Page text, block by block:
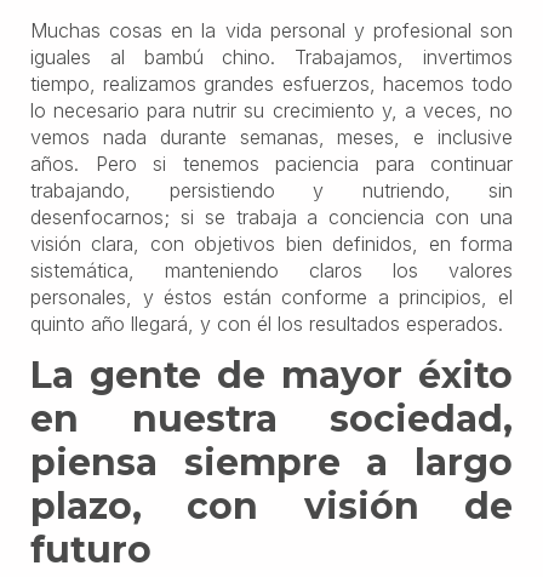
Muchas cosas en la vida personal y profesional son
iguales al bambú chino. Trabajamos, invertimos
tiempo, realizamos grandes esfuerzos, hacemos todo
lo necesario para nutrir su crecimiento y, a veces, no
vemos nada durante semanas, meses, e inclusive
años. Pero si tenemos paciencia para continuar
trabajando, persistiendo y nutriendo, sin
desenfocarnos; si se trabaja a conciencia con una
visión clara, con objetivos bien definidos, en forma
sistemática, manteniendo claros los valores
personales, y éstos están conforme a principios, el
quinto año llegará, y con él los resultados esperados.
La gente de mayor éxito
en nuestra sociedad,
piensa siempre a largo
plazo, con visión de
futuro